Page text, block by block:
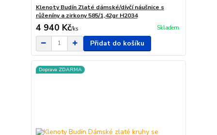
Klenoty Budín Zlaté dámské/dívčí náušnice s
růženíny a zirkony 585/1,42gr H2034
4 940 Kč/ks Skladem
Přidat do košíku
Doprava ZDARMA